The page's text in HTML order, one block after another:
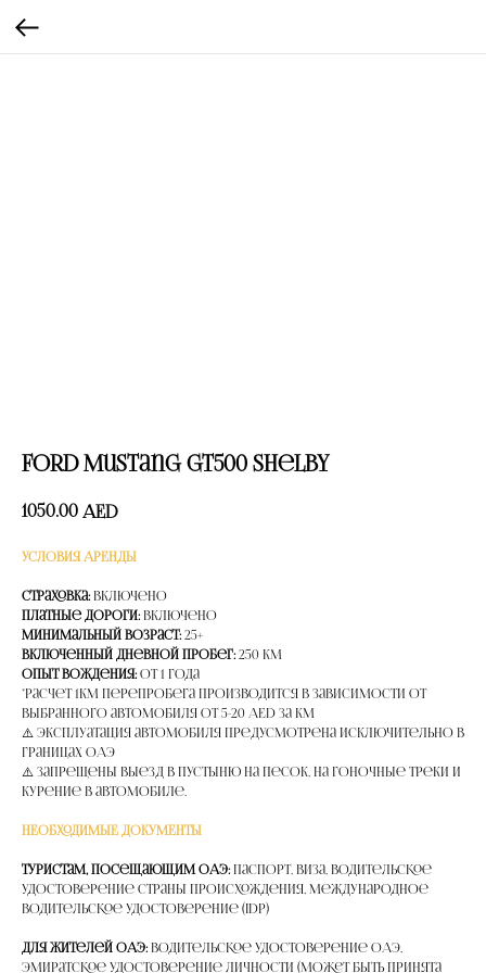
Ford Mustang GT500 Shelby
1050.00 AED
УСЛОВИЯ АРЕНДЫ
Страховка: Включено
Платные дороги: Включено
Минимальный возраст: 25+
Включенный дневной пробег: 250 км
Опыт вождения: от 1 года
*расчет 1км перепробега производится в зависимости от
выбранного автомобиля от 5-20 AED за км
⚠️ Эксплуатация автомобиля предусмотрена исключительно в
границах ОАЭ
⚠️ Запрещены выезд в пустыню на песок, на гоночные треки и
курение в автомобиле.
НЕОБХОДИМЫЕ ДОКУМЕНТЫ
Туристам, посещающим ОАЭ: Паспорт, Виза, Водительское
удостоверение страны происхождения, Международное
водительское удостоверение (IDP)
Для жителей ОАЭ: Водительское удостоверение ОАЭ,
Эмиратское удостоверение личности (может быть принята